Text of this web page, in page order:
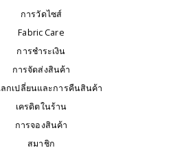
การวัดไซส์
Fabric Care
การชำระเงิน
การจัดส่งสินค้า
กเปลี่ยนและการคืนสินค้า
เครดิตในร้าน
การจองสินค้า
สมาชิก